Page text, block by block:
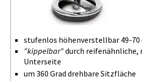
stufenlos höhenverstellbar 49-70
"kippelbar"durch reifenähnliche,
Unterseite
um 360 Grad drehbare Sitzfläche